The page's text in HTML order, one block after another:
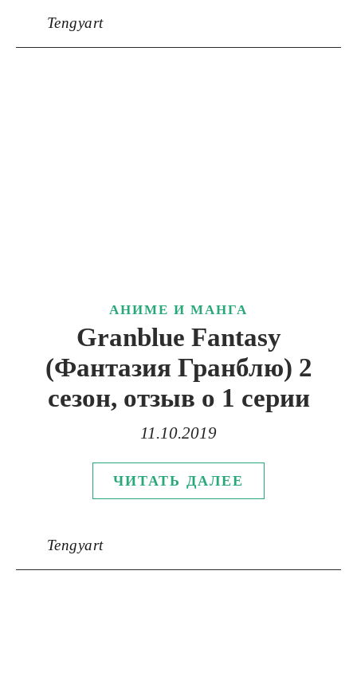
Tengyart
АНИМЕ И МАНГА
Granblue Fantasy
(Фантазия Гранблю) 2
сезон, отзыв о 1 серии
11.10.2019
ЧИТАТЬ ДАЛЕЕ
Tengyart